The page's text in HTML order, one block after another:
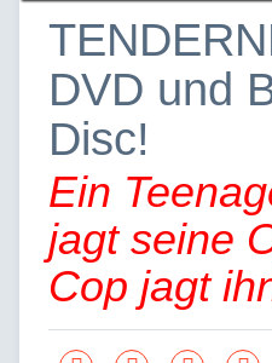
DVD und
Disc!
Ein
jagt seine
Cop jagt